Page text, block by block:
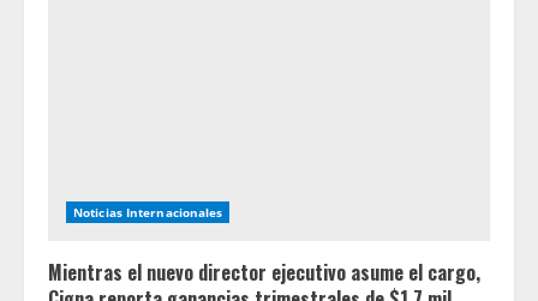
Noticias Internacionales
Mientras el nuevo director ejecutivo asume el cargo,